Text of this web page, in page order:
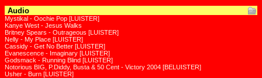
Audio
Mystikal - Oochie Pop [LUISTER]
Kanye West - Jesus Walks
Britney Spears - Outrageous [LUISTER]
Nelly - My Place [LUISTER]
Cassidy - Get No Better [LUISTER]
Evanescence - Imaginary [LUISTER]
Godsmack - Running Blind [LUISTER]
Notorious BIG, P.Diddy, Busta & 50 Cent - Victory 2004 [BELUISTER]
Usher - Burn [LUISTER]